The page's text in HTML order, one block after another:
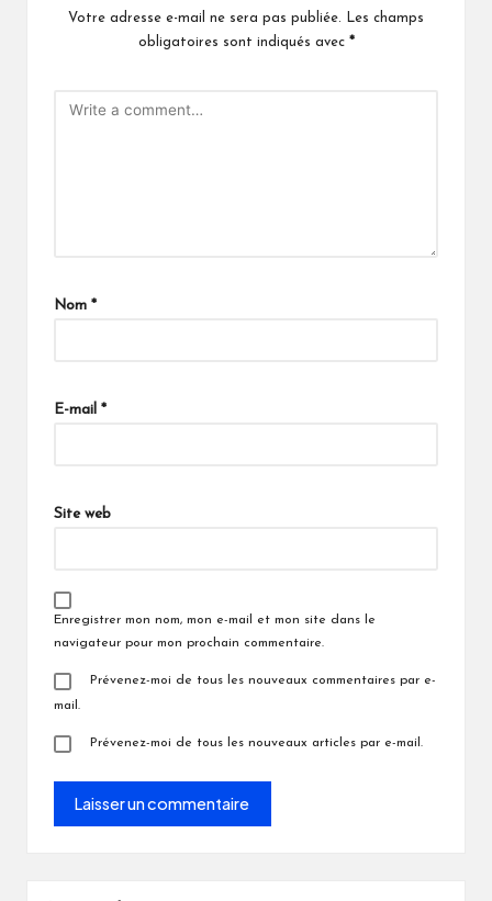
Votre adresse e-mail ne sera pas publiée.
Les champs
obligatoires sont indiqués avec *
Nom *
E-mail *
Site web
Enregistrer mon nom, mon e-mail et mon site dans le
navigateur pour mon prochain commentaire.
Prévenez-moi de tous les nouveaux commentaires par e-
mail.
Prévenez-moi de tous les nouveaux articles par e-mail.